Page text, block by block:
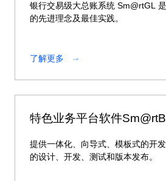
银行交易级大总账系统 Sm@rtGL
的先进理念及最佳实践。
了解更多
特色业务平台软件
提供一体化、向导式、模板式的开
的设计、开发、测试和版本发布。